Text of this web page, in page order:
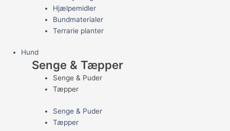
Hjælpemidler
Bundmaterialer
Terrarie planter
Hund
Senge & Tæpper
Senge & Puder
Tæpper
Senge & Puder
Tæpper